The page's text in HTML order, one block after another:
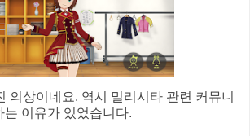
의상이네요. 역시 밀리시타 관련 커뮤니
는 이유가 있었습니다.